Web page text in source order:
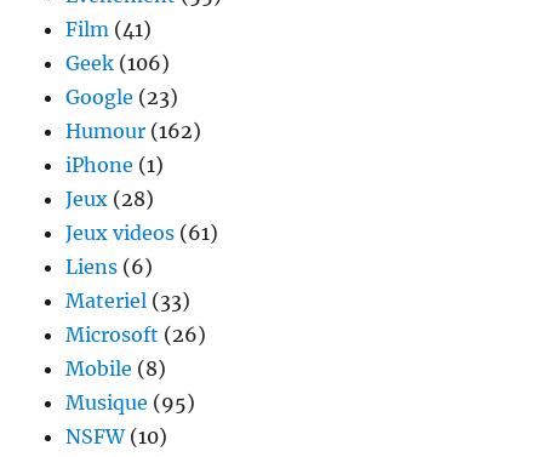
Film (41)
Geek (106)
Google (23)
Humour (162)
iPhone (1)
Jeux (28)
Jeux videos (61)
Liens (6)
Materiel (33)
Microsoft (26)
Mobile (8)
Musique (95)
NSFW(10)